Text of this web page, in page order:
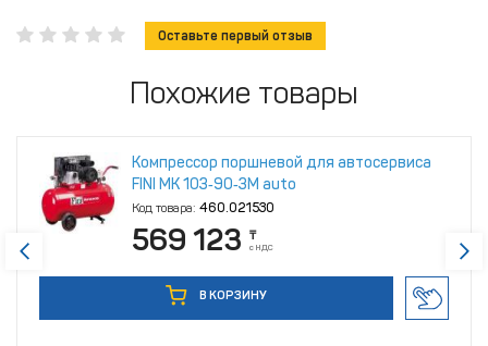
Оставьте первый отзыв
Похожие товары
Компрессор поршневой для автосервиса
FINI MK 103‑90‑3M auto
Код товара: 460.021530
569 123 ₸
с НДС
В КОРЗИНУ